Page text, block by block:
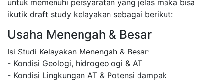
untuk memenuhi persyaratan yang jelas maka bisa
ikutik draft study kelayakan sebagai berikut:
Usaha Menengah & Besar
Isi Studi Kelayakan Menengah & Besar:
- Kondisi Geologi, hidrogeologi & AT
- Kondisi Lingkungan AT & Potensi dampak